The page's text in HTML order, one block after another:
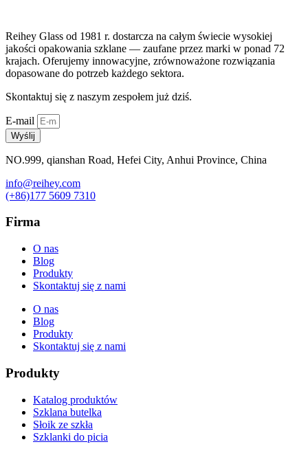
Reihey Glass od 1981 r. dostarcza na całym świecie wysokiej
jakości opakowania szklane — zaufane przez marki w ponad 72
krajach. Oferujemy innowacyjne, zrównoważone rozwiązania
dopasowane do potrzeb każdego sektora.
Skontaktuj się z naszym zespołem już dziś.
E-mail
Wyślij
NO.999, qianshan Road, Hefei City, Anhui Province, China
info@reihey.com
(+86)177 5609 7310
Firma
O nas
Blog
Produkty
Skontaktuj się z nami
O nas
Blog
Produkty
Skontaktuj się z nami
Produkty
Katalog produktów
Szklana butelka
Słoik ze szkła
Szklanki do picia